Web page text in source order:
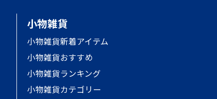
小物雑貨
小物雑貨新着アイテム
小物雑貨おすすめ
小物雑貨ランキング
小物雑貨カテゴリー